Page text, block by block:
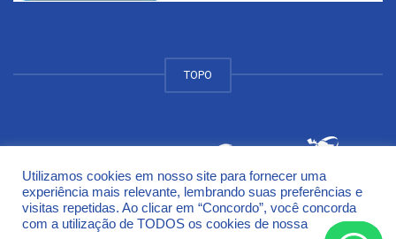
TOPO
© 2018 Universidade de Cruz Alta - UNICRUZ Campus
Rodovia Municipal Jacob Della Méa, km 5.6 - Parada Benito
Cruz Alta - Rio Grande do Sul - CEP 98005-972
Utilizamos cookies em nosso site para fornecer uma
experiência mais relevante, lembrando suas preferências e
visitas repetidas. Ao clicar em “Concordo”, você concorda
com a utilização de TODOS os cookies de nossa
Política de